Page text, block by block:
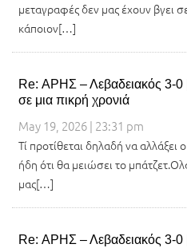
μεταγραφές δεν μας έχουν βγει
κάποιον[…]
Re: ΑΡΗΣ – Λεβαδειακός 3-
σε μια πικρή χρονιά
May 19, 2026 | 23:31 pm
Τί προτίθεται δηλαδή να αλλάξει
ήδη ότι θα μειώσει το
μας[…]
Re: ΑΡΗΣ – Λεβαδειακός 3-